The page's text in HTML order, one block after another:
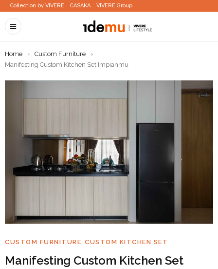
Collection by VIVERE CASAKA VIVERE Group
Home › Custom Furniture
›
Manifesting Custom Kitchen Set Impianmu
CUSTOM FURNITURE, CUSTOM KITCHEN SET
Manifesting Custom Kitchen Set